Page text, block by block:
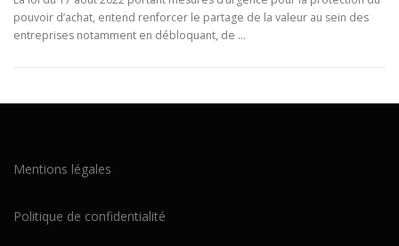
pouvoir d’achat, entend renforcer le partage de la valeur au sein des
entreprises notamment en débloquant, de …
Mentions légales
Politique de confidentialité